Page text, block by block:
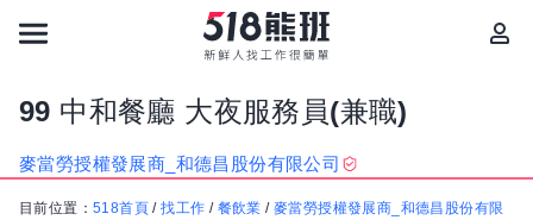
99 中和餐廳 大夜服務員(兼職)
麥當勞授權發展商_和德昌股份有限公司
目前位置： 518首頁 /找工作 / 餐飲業 /麥當勞授權發展商_和德昌股份有限